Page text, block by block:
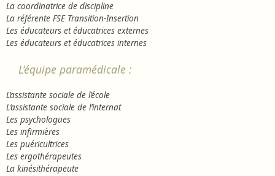
La coordinatrice de discipline
La référente FSE Transition-Insertion
Les éducateurs et éducatrices externes
Les éducateurs et éducatrices internes
L’équipe paramédicale :
L’assistante sociale de l’école
L‘assistante sociale de l’internat
Les psychologues
Les infirmières
Les puéricultrices
Les ergothérapeutes
La kinésithérapeute